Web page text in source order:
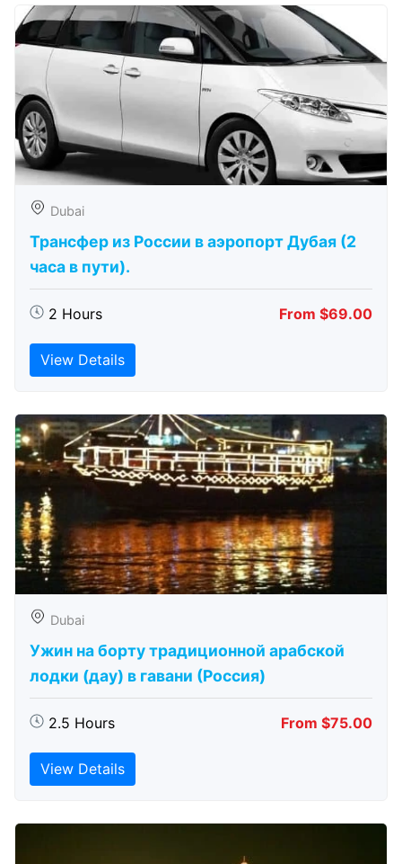
Dubai
Трансфер из России в аэропорт Дубая (2
часа в пути).
2 Hours From $69.00
View Details
Dubai
Ужин на борту традиционной арабской
лодки (дау) в гавани (Россия)
2.5 Hours From $75.00
View Details